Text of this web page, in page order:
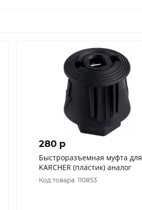
280 p
Быстроразъемная муфта для
KARCHER (пластик) аналог
Код товара: 110853